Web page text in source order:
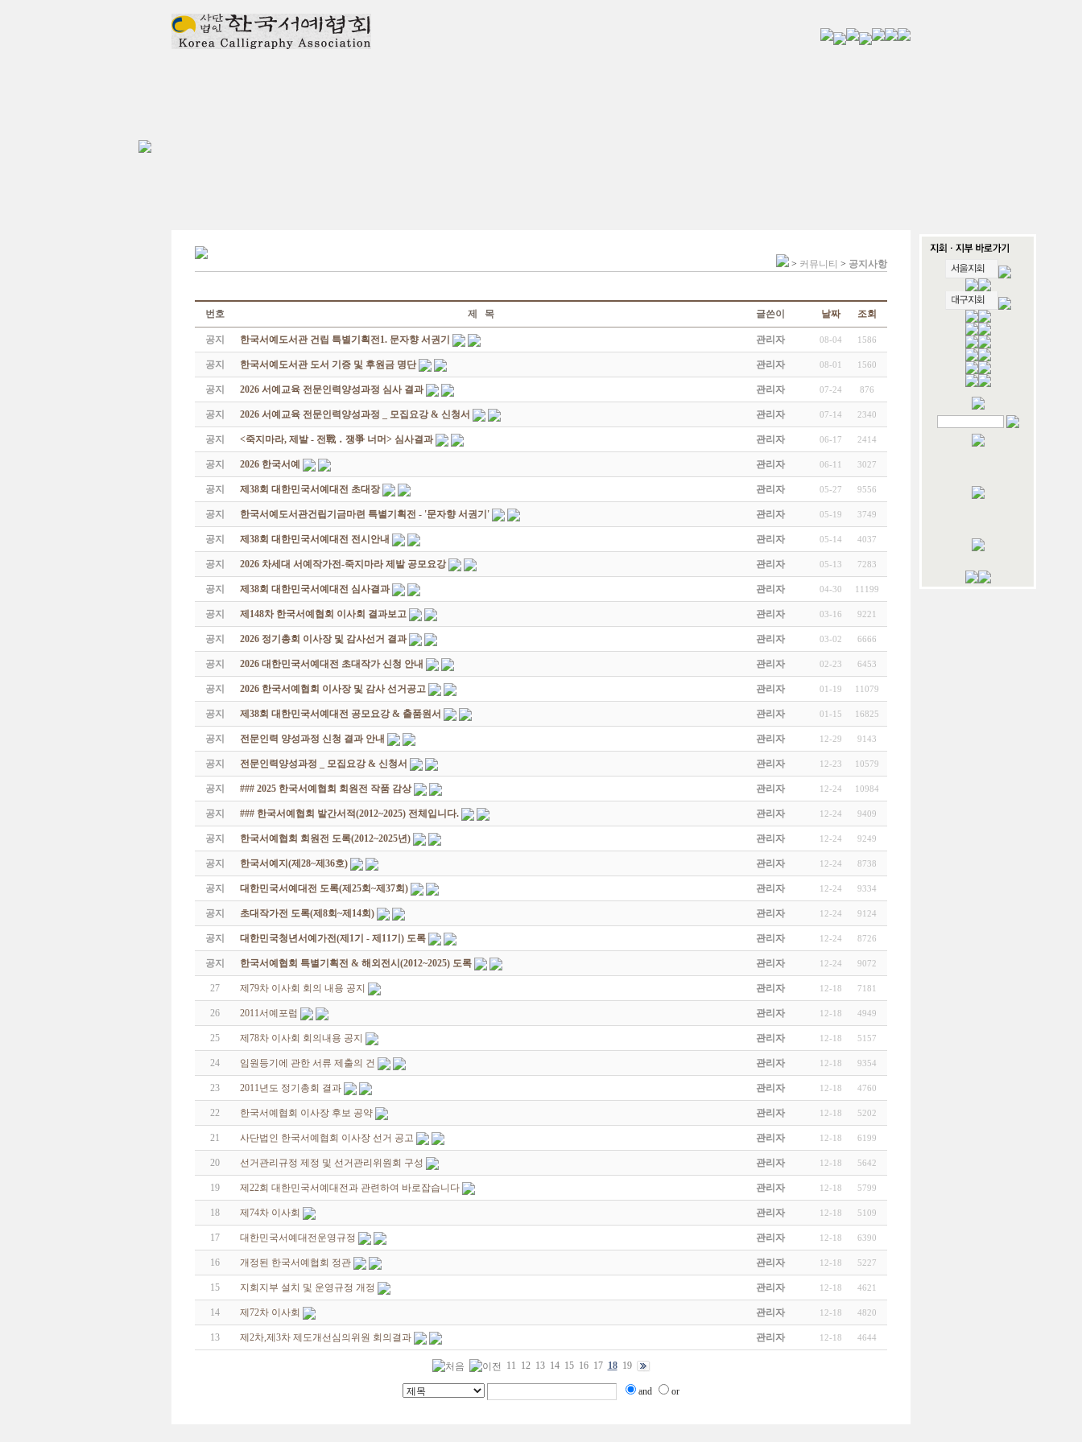
> 커뮤니티 > 공지사항
번호 제 목 글쓴이 날짜 조회
공지 한국서예도서관 건립 특별기획전1. 문자향 서권기 관리자 08-04 1586
공지 한국서예도서관 도서 기증 및 후원금 명단 관리자 08-01 1560
공지 2026 서예교육 전문인력양성과정 심사 결과 관리자 07-24 876
공지 2026 서예교육 전문인력양성과정 _ 모집요강 & 신청서 관리자 07-14 2340
공지 <죽지마라, 제발 - 전戰 ․ 쟁爭 너머> 심사결과 관리자 06-17 2414
공지 2026 한국서예 관리자 06-11 3027
공지 제38회 대한민국서예대전 초대장 관리자 05-27 9556
공지 한국서예도서관건립기금마련 특별기획전 - '문자향 서권기' 관리자 05-19 3749
공지 제38회 대한민국서예대전 전시안내 관리자 05-14 4037
공지 2026 차세대 서예작가전-죽지마라 제발 공모요강 관리자 05-13 7283
공지 제38회 대한민국서예대전 심사결과 관리자 04-30 11199
공지 제148차 한국서예협회 이사회 결과보고 관리자 03-16 9221
공지 2026 정기총회 이사장 및 감사선거 결과 관리자 03-02 6666
공지 2026 대한민국서예대전 초대작가 신청 안내 관리자 02-23 6453
공지 2026 한국서예협회 이사장 및 감사 선거공고 관리자 01-19 11079
공지 제38회 대한민국서예대전 공모요강 & 출품원서 관리자 01-15 16825
공지 전문인력 양성과정 신청 결과 안내 관리자 12-29 9143
공지 전문인력양성과정 _ 모집요강 & 신청서 관리자 12-23 10579
공지 ### 2025 한국서예협회 회원전 작품 감상 관리자 12-24 10984
공지 ### 한국서예협회 발간서적(2012~2025) 전체입니다. 관리자 12-24 9409
공지 한국서예협회 회원전 도록(2012~2025년) 관리자 12-24 9249
공지 한국서예지(제28~제36호) 관리자 12-24 8738
공지 대한민국서예대전 도록(제25회~제37회) 관리자 12-24 9334
공지 초대작가전 도록(제8회~제14회) 관리자 12-24 9124
공지 대한민국청년서예가전(제1기 - 제11기) 도록 관리자 12-24 8726
공지 한국서예협회 특별기획전 & 해외전시(2012~2025) 도록 관리자 12-24 9072
27 제79차 이사회 회의 내용 공지 관리자 12-18 7181
26 2011서예포럼 관리자 12-18 4949
25 제78차 이사회 회의내용 공지 관리자 12-18 5157
24 임원등기에 관한 서류 제출의 건 관리자 12-18 9354
23 2011년도 정기총회 결과 관리자 12-18 4760
22 한국서예협회 이사장 후보 공약 관리자 12-18 5202
21 사단법인 한국서예협회 이사장 선거 공고 관리자 12-18 6199
20 선거관리규정 제정 및 선거관리위원회 구성 관리자 12-18 5642
19 제22회 대한민국서예대전과 관련하여 바로잡습니다 관리자 12-18 5799
18 제74차 이사회 관리자 12-18 5109
17 대한민국서예대전운영규정 관리자 12-18 6390
16 개정된 한국서예협회 정관 관리자 12-18 5227
15 지회지부 설치 및 운영규정 개정 관리자 12-18 4621
14 제72차 이사회 관리자 12-18 4820
13 제2차,제3차 제도개선심의위원 회의결과 관리자 12-18 4644
11 12 13 14 15 16 17 18 19
and or